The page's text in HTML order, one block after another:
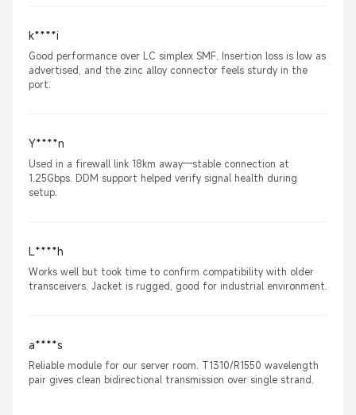
k****i
Good performance over LC simplex SMF. Insertion loss is low as
advertised, and the zinc alloy connector feels sturdy in the
port.
Y****n
Used in a firewall link 18km away—stable connection at
1.25Gbps. DDM support helped verify signal health during
setup.
L****h
Works well but took time to confirm compatibility with older
transceivers. Jacket is rugged, good for industrial environment.
a****s
Reliable module for our server room. T1310/R1550 wavelength
pair gives clean bidirectional transmission over single strand.